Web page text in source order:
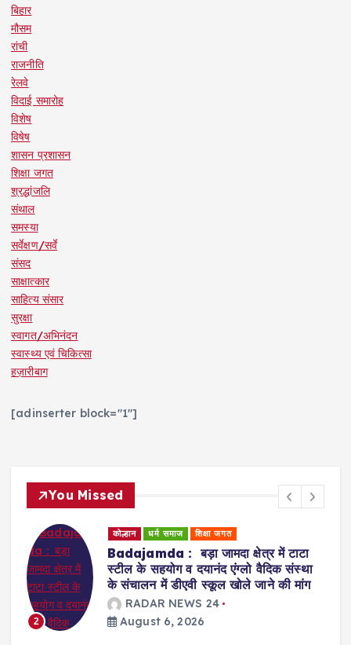
बिहार
मौसम
रांची
राजनीति
रेलवे
विदाई समारोह
विशेष
विषेष
शासन प्रशासन
शिक्षा जगत
श्रद्धांजलि
संथाल
समस्या
सर्वेक्षण/सर्वे
संसद
साक्षात्कार
साहित्य संसार
सुरक्षा
स्वागत/अभिनंदन
स्वास्थ्य एवं चिकित्सा
हज़ारीबाग
[adinserter block="1"]
You Missed
धर्म समाज शिक्षा जगत
: बड़ा जामदा क्षेत्र में टाटा
सहयोग व दयानंद एंग्लो वैदिक संस्था
में डीएवी स्कूल खोले जाने की मांग
NEWS 24
6, 2026
Jadugora :
खुला जनऔषधि
महंगी